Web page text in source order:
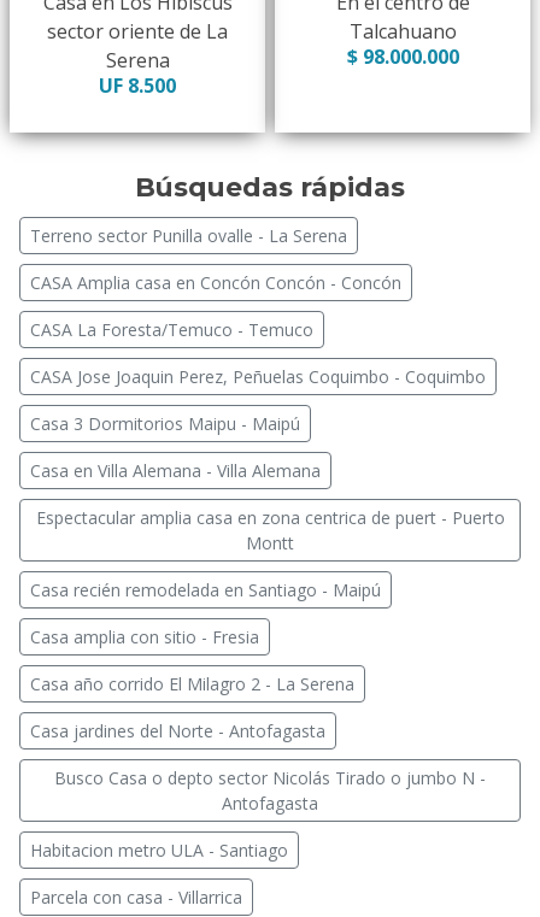
sector oriente de La
Serena
UF 8.500
Talcahuano
$ 98.000.000
Búsquedas rápidas
Terreno sector Punilla ovalle - La Serena
CASA Amplia casa en Concón Concón - Concón
CASA La Foresta/Temuco - Temuco
CASA Jose Joaquin Perez, Peñuelas Coquimbo - Coquimbo
Casa 3 Dormitorios Maipu - Maipú
Casa en Villa Alemana - Villa Alemana
Espectacular amplia casa en zona centrica de puert - Puerto
Montt
Casa recién remodelada en Santiago - Maipú
Casa amplia con sitio - Fresia
Casa año corrido El Milagro 2 - La Serena
Casa jardines del Norte - Antofagasta
Busco Casa o depto sector Nicolás Tirado o jumbo N -
Antofagasta
Habitacion metro ULA - Santiago
Parcela con casa - Villarrica